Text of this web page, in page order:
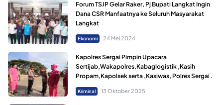
Forum TSJP Gelar Raker, Pj Bupati Langkat Ingin
Dana CSR Manfaatnya ke Seluruh Masyarakat
Langkat
Ekonomi 24 Mei 2024
Kapolres Sergai Pimpin Upacara
Sertijab,Wakapolres,Kabaglogistik ,Kasih
Propam,Kapolsek serta ,Kasiwas, Polres Sergai .
Kriminal 13 Oktober 2025